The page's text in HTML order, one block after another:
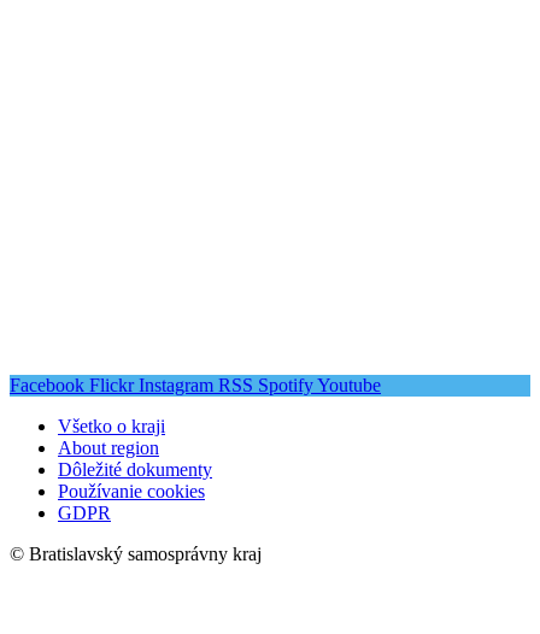
Facebook Flickr Instagram RSS SpotifyYoutube
Všetko o kraji
About region
Dôležité dokumenty
Používanie cookies
GDPR
© Bratislavský samosprávny kraj